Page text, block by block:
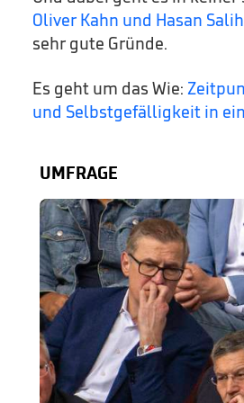
Oliver Kahn und Hasan
sehr gute Gründe.
Es geht um das Wie:
und Selbstgefälligkeit in